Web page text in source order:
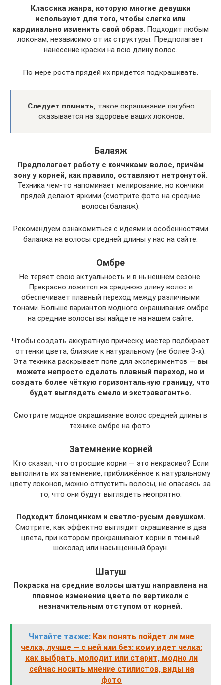
Классика жанра, которую многие девушки
используют для того, чтобы слегка или
кардинально изменить свой образ. Подходит любым
локонам, независимо от их структуры. Предполагает
нанесение краски на всю длину волос.
По мере роста прядей их придётся подкрашивать.
Следует помнить, такое окрашивание пагубно
сказывается на здоровье ваших локонов.
Балаяж
Предполагает работу с кончиками волос, причём
зону у корней, как правило, оставляют нетронутой.
Техника чем-то напоминает мелирование, но кончики
прядей делают яркими (смотрите фото на средние
волосы балаяж).
Рекомендуем ознакомиться с идеями и особенностями
балаяжа на волосы средней длины у нас на сайте.
Омбре
Не теряет свою актуальность и в нынешнем сезоне.
Прекрасно ложится на среднюю длину волос и
обеспечивает плавный переход между различными
тонами. Больше вариантов модного окрашивания омбре
на средние волосы вы найдете на нашем сайте.
Чтобы создать аккуратную причёску, мастер подбирает
оттенки цвета, близкие к натуральному (не более 3-х).
Эта техника раскрывает поле для экспериментов — вы
можете непросто сделать плавный переход, но и
создать более чёткую горизонтальную границу, что
будет выглядеть смело и экстравагантно.
Смотрите модное окрашивание волос средней длины в
технике омбре на фото.
Затемнение корней
Кто сказал, что отросшие корни — это некрасиво? Если
выполнить их затемнение, приближённое к натуральному
цвету локонов, можно отпустить волосы, не опасаясь за
то, что они будут выглядеть неопрятно.
Подходит блондинкам и светло-русым девушкам.
Смотрите, как эффектно выглядит окрашивание в два
цвета, при котором прокрашивают корни в тёмный
шоколад или насыщенный браун.
Шатуш
Покраска на средние волосы шатуш направлена на
плавное изменение цвета по вертикали с
незначительным отступом от корней.
Читайте также: Как понять пойдет ли мне
челка, лучше — с ней или без: кому идет челка:
как выбрать, молодит или старит, модно ли
сейчас носить мнение стилистов, виды на
фото